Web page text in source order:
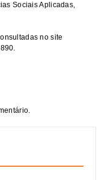
Sociais Aplicadas,
no site